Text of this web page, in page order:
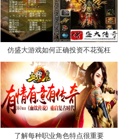
仿盛大游戏如何正确投资不花冤枉
了解每种职业角色特点很重要